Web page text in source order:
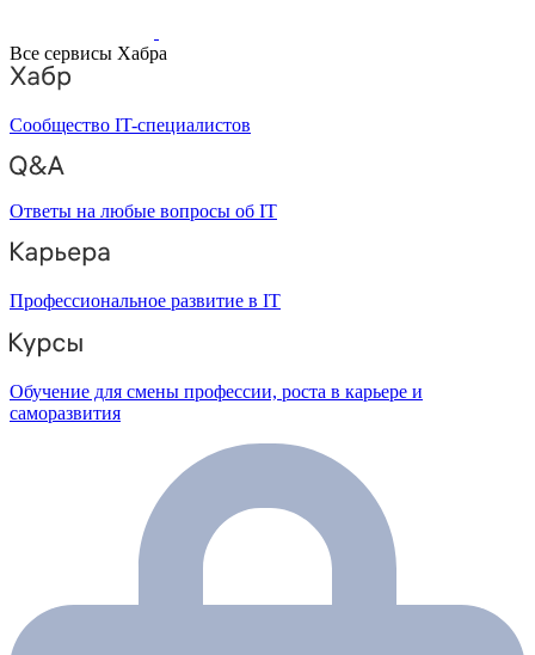
Все сервисы Хабра
Сообщество IT-специалистов
Ответы на любые вопросы об IT
Профессиональное развитие в IT
Обучение для смены профессии, роста в карьере и
саморазвития